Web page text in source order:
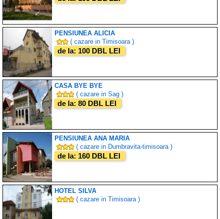
PENSIUNEA ALICIA
( cazare in Timisoara )
de la: 100 DBL LEI
CASA BYE BYE
( cazare in Sag )
de la: 80 DBL LEI
PENSIUNEA ANA MARIA
( cazare in Dumbravita-timisoara )
de la: 160 DBL LEI
HOTEL SILVA
( cazare in Timisoara )